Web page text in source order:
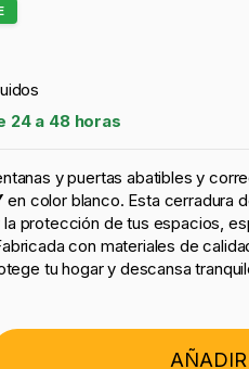
24 a 48 horas
y puertas abatibles y
en color blanco. Esta cerradura
protección de tus espacios,
con materiales de
tu hogar y descansa